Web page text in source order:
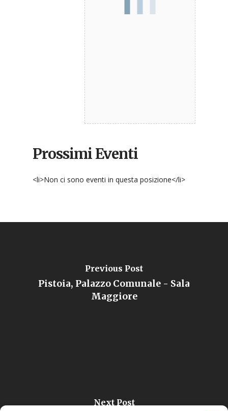
Prossimi Eventi
<li>Non ci sono eventi in questa posizione</li>
Previous Post
Pistoia, Palazzo Comunale - Sala
Maggiore
Next Post